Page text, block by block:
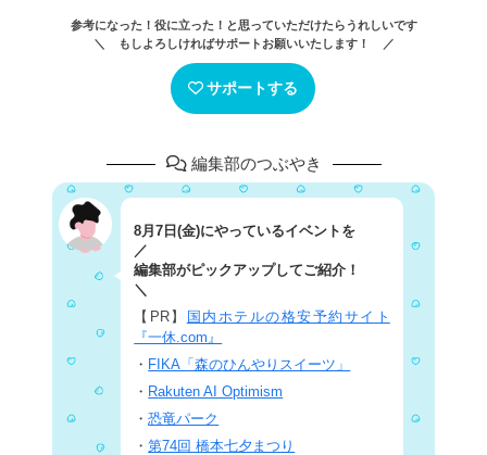
参考になった！役に立った！と思っていただけたらうれしいです
＼ もしよろしければサポートお願いいたします！ ／
サポートする
編集部のつぶやき
8月7日(金)にやっているイベントを
／
編集部がピックアップしてご紹介！
＼
【PR】
国内ホテルの格安予約サイト
『一休.com』
・ FIKA「森のひんやりスイーツ」
・ Rakuten AI Optimism
・恐竜パーク
・第74回 橋本七夕まつり